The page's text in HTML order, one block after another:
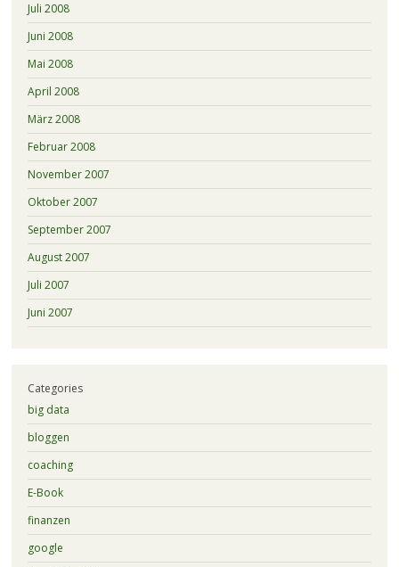
Juli 2008
Juni 2008
Mai 2008
April 2008
März 2008
Februar 2008
November 2007
Oktober 2007
September 2007
August 2007
Juli 2007
Juni 2007
Categories
big data
bloggen
coaching
E-Book
finanzen
google